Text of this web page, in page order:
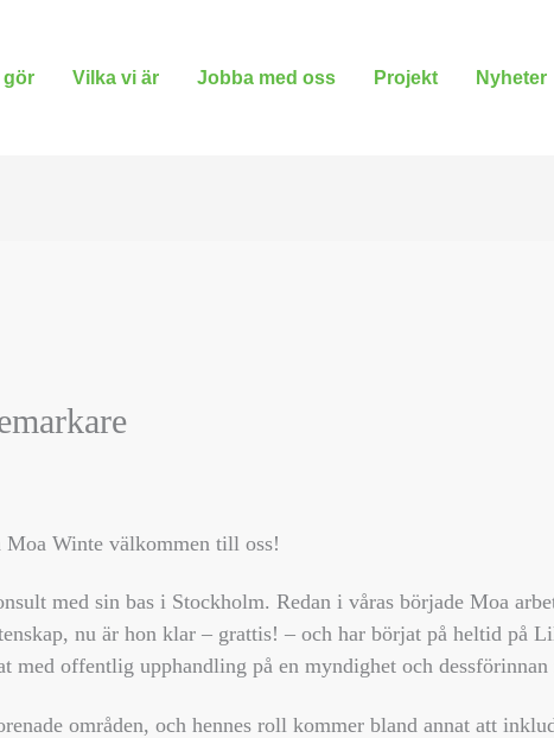
gör Vilka vi är Jobba med oss Projekt Nyheter
Moa Winte välkommen till oss!
med sin bas i Stockholm. Redan i våras började Moa
nu är hon klar – grattis! – och har börjat på heltid på
med offentlig upphandling på en myndighet och
områden, och hennes roll kommer bland annat att